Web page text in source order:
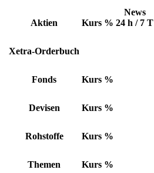
Aktien Kurs %
News
24 h / 7 T
Xetra-Orderbuch
Fonds Kurs %
Devisen Kurs %
Rohstoffe Kurs %
Themen Kurs %